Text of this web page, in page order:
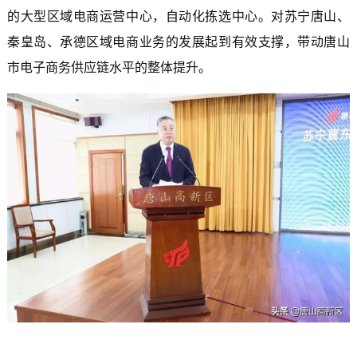
的大型区域电商运营中心，自动化拣选中心。对苏宁唐山、
秦皇岛、承德区域电商业务的发展起到有效支撑，带动唐山
市电子商务供应链水平的整体提升。